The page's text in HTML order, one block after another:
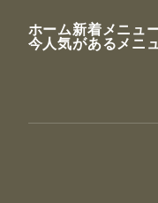
ホーム新着メニュ
今人気があるメニ